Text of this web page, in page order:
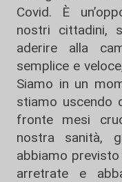
Covid. È
nostri cittadini,
aderire alla
semplice e
Siamo in un
stiamo uscendo
fronte mesi
nostra sanità,
abbiamo
arretrate e